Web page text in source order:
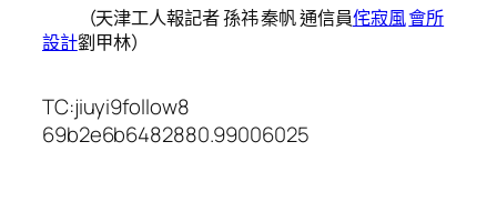
（天津工人報記者 孫祎 秦帆 通信員侘寂風會所
設計劉甲林）
TC:jiuyi9follow8
69b2e6b6482880.99006025